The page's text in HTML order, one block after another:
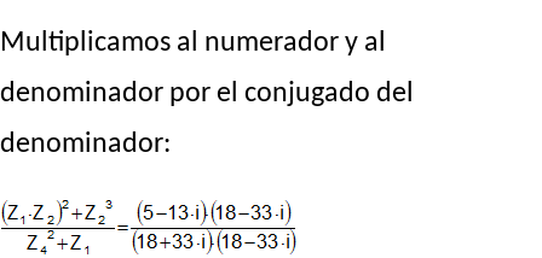
Multiplicamos al numerador y al
denominador por el conjugado del
denominador: